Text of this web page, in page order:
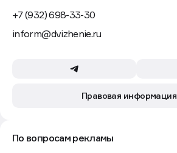
+7 (932) 698-33-30
inform@dvizhenie.ru
Правовая информация
По вопросам рекламы